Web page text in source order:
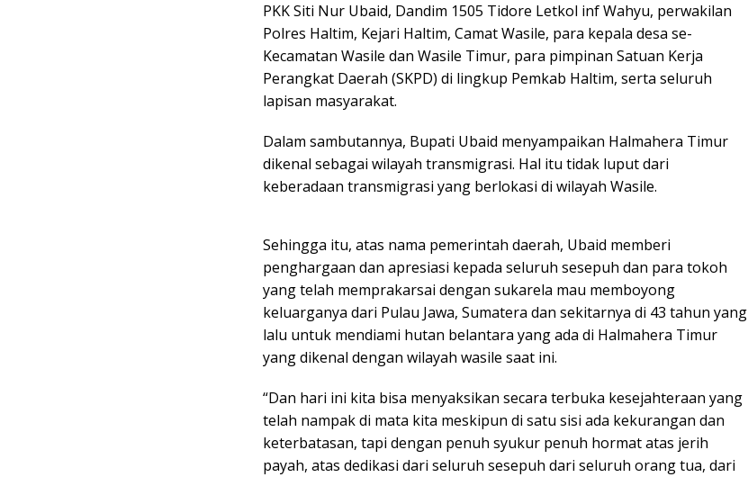
PKK Siti Nur Ubaid, Dandim 1505 Tidore Letkol inf Wahyu, perwakilan
Polres Haltim, Kejari Haltim, Camat Wasile, para kepala desa se-
Kecamatan Wasile dan Wasile Timur, para pimpinan Satuan Kerja
Perangkat Daerah (SKPD) di lingkup Pemkab Haltim, serta seluruh
lapisan masyarakat.
Dalam sambutannya, Bupati Ubaid menyampaikan Halmahera Timur
dikenal sebagai wilayah transmigrasi. Hal itu tidak luput dari
keberadaan transmigrasi yang berlokasi di wilayah Wasile.
Sehingga itu, atas nama pemerintah daerah, Ubaid memberi
penghargaan dan apresiasi kepada seluruh sesepuh dan para tokoh
yang telah memprakarsai dengan sukarela mau memboyong
keluarganya dari Pulau Jawa, Sumatera dan sekitarnya di 43 tahun yang
lalu untuk mendiami hutan belantara yang ada di Halmahera Timur
yang dikenal dengan wilayah wasile saat ini.
“Dan hari ini kita bisa menyaksikan secara terbuka kesejahteraan yang
telah nampak di mata kita meskipun di satu sisi ada kekurangan dan
keterbatasan, tapi dengan penuh syukur penuh hormat atas jerih
payah, atas dedikasi dari seluruh sesepuh dari seluruh orang tua, dari